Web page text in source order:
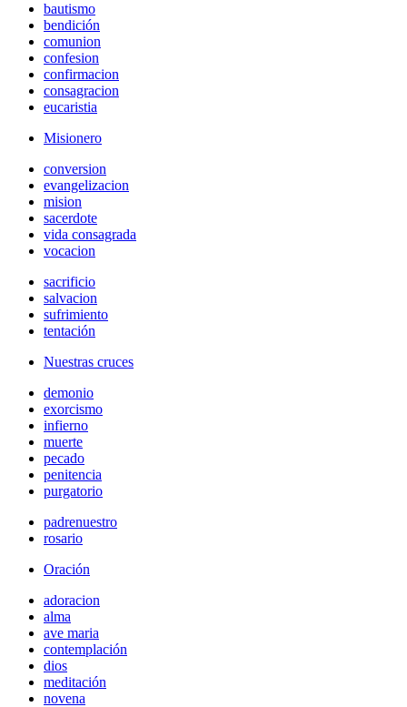
bautismo
bendición
comunion
confesion
confirmacion
consagracion
eucaristia
Misionero
conversion
evangelizacion
mision
sacerdote
vida consagrada
vocacion
sacrificio
salvacion
sufrimiento
tentación
Nuestras cruces
demonio
exorcismo
infierno
muerte
pecado
penitencia
purgatorio
padrenuestro
rosario
Oración
adoracion
alma
ave maria
contemplación
dios
meditación
novena